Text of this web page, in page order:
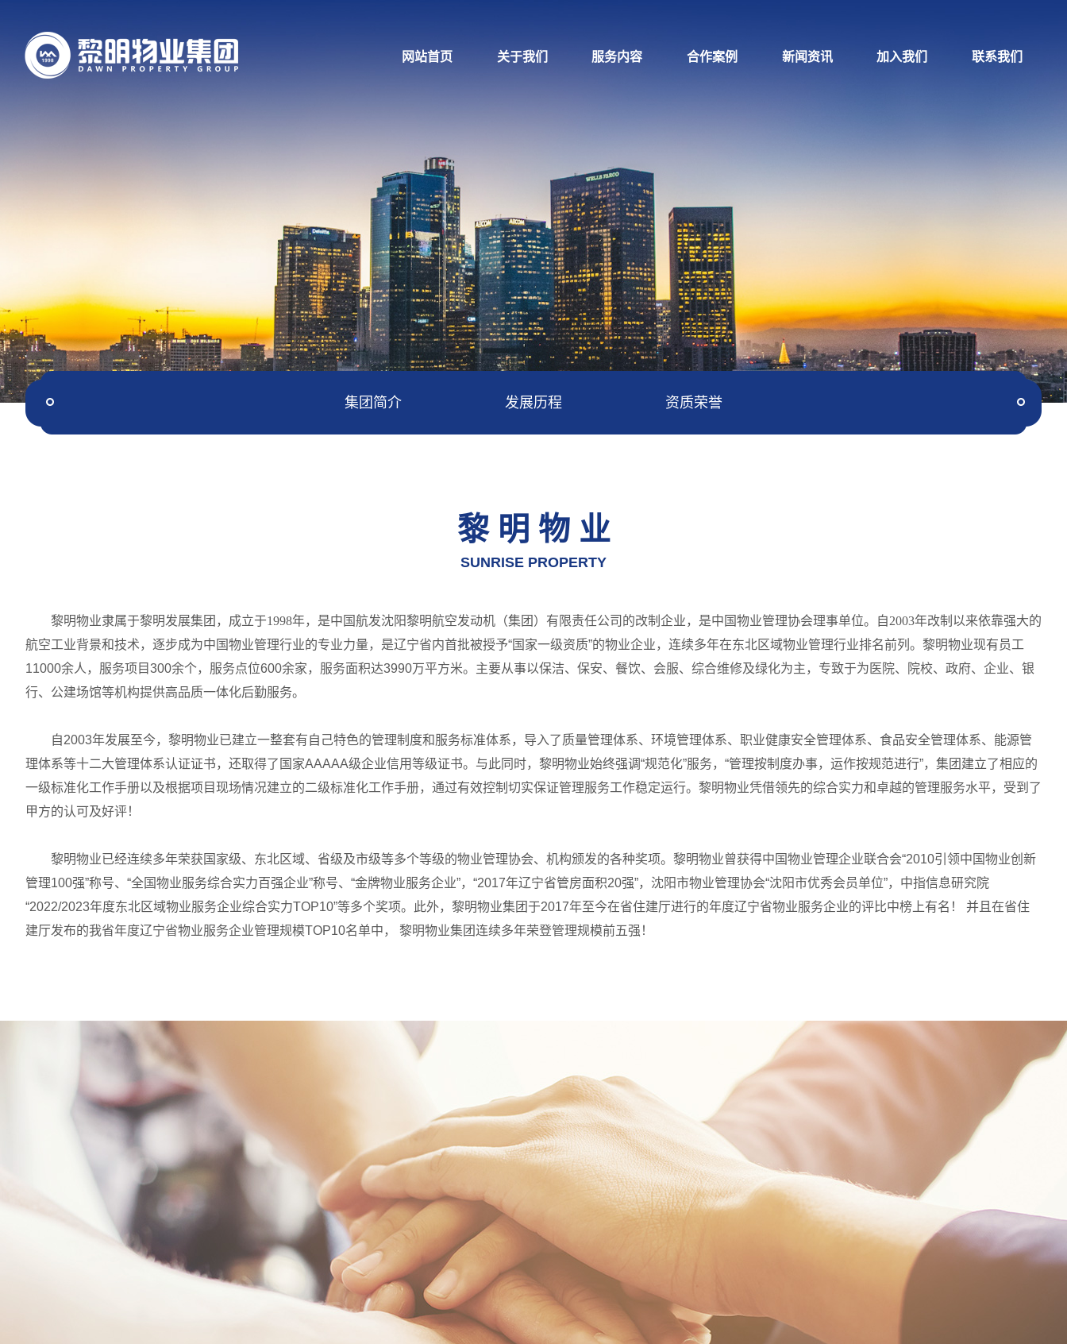
网站首页 关于我们 服务内容 合作案例 新闻资讯 加入我们 联系我们
集团简介 发展历程 资质荣誉
黎 明 物 业
SUNRISE PROPERTY
黎明物业隶属于黎明发展集团， 成立于1998年， 是中国航发沈阳黎明航空发动机（集团）有限责任公司 的改制企业，是中国物业管理协会理事单位。 自2003年改制 以来依靠强大的
航空工业背景和技术，逐步成为中国物业管理行业的专业力量，是辽宁省内首批被授予“国家一级资质”的物业企业，连续多年在东北区域物业管理行业排名前列。黎明物业现有员工
11000余人，服务项目300余个，服务点位600余家，服务面积达3990万平方米。主要从事以保洁、保安、餐饮、会服、综合维修及绿化为主， 专致于为医院、院校、政府、企业、银
行、公建场馆等机构提供高品质一体化后勤服务。
自2003年发展至今，黎明物业已建立一整套有自己特色的管理制度和服务标准体系，导入了质量管理体系、环境管理体系、职业健康安全管理体系、食品安全管理体系、能源管
理体系等十二大管理体系认证证书，还取得了国家AAAAA级企业信用等级证书。与此同时，黎明物业始终强调“规范化”服务，“管理按制度办事，运作按规范进行”，集团建立了相应的
一级标准化工作手册以及根据项目现场情况建立的二级标准化工作手册，通过有效控制切实保证管理服务工作稳定运行。黎明物业凭借领先的综合实力和卓越的管理服务水平，受到了
甲方的认可及好评！
黎明物业已经连续多年荣获国家级、东北区域、省级及市级等多个等级的物业管理协会、机构颁发的各种奖项。黎明物业曾获得中国物业管理企业联合会“2010引领中国物业创新
管理100强”称号、“全国物业服务综合实力百强企业”称号、“金牌物业服务企业”，“2017年辽宁省管房面积20强”，沈阳市物业管理协会“沈阳市优秀会员单位”，中指信息研究院
“2022/2023年度东北区域物业服务企业综合实力TOP10”等多个奖项。此外，黎明物业集团于2017年至今在省住建厅进行的年度辽宁省物业服务企业的评比中榜上有名！ 并且在省住
建厅发布的我省年度辽宁省物业服务企业管理规模TOP10名单中， 黎明物业集团连续多年荣登管理规模前五强！